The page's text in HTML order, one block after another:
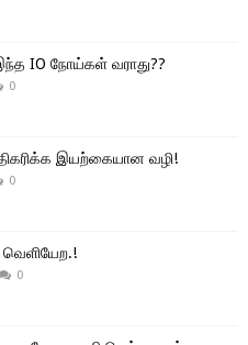
IO நோய்கள் வராது??
0
இயற்கையான வழி!
0
வெளியேற.!
0